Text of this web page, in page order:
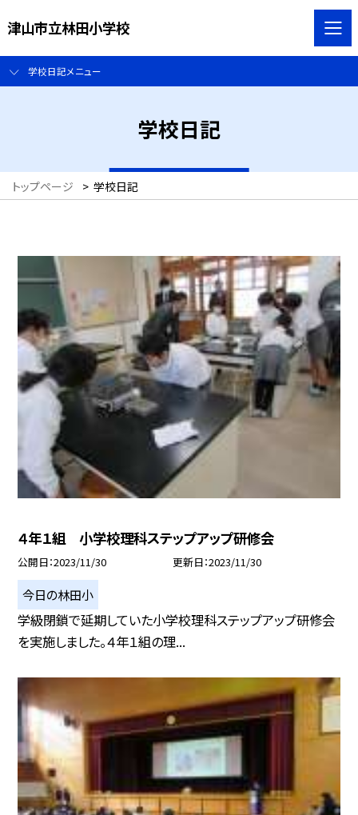
津山市立林田小学校
学校日記メニュー
学校日記
トップページ > 学校日記
４年１組 小学校理科ステップアップ研修会
公開日 2023/11/30 更新日 2023/11/30
今日の林田小
学級閉鎖で延期していた小学校理科ステップアップ研修会
を実施しました。４年１組の理...